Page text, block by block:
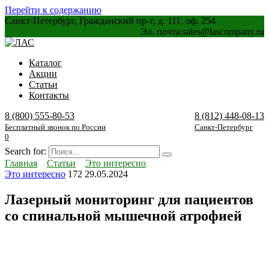
Перейти к содержанию
Санкт-Петербург, Гражданский пр-т, д. 111, оф. 254
Эл. почта:sales@lascompany.ru
Каталог
Акции
Статьи
Контакты
8 (800) 555-80-53
Бесплатный звонок по России
8 (812) 448-08-13
Санкт-Петербург
0
Search for:
Главная
Статьи
Это интересно
Это интересно 172 29.05.2024
Лазерный мониторинг для пациентов
со спинальной мышечной атрофией